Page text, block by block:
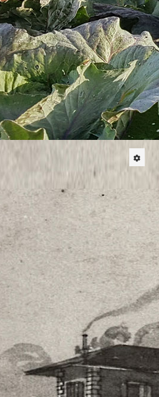
odobrena
projekta
mladih
- izobrazba
znanosti
2122
Znanstvenici Instituta za
poljoprivredu i turizam
ostvarili su izniman uspjeh
dobivši čak 4 od ukupno 16
odobrenih projekata
u
području biotehničkih
su dodijeljeni našem Institutu
programa „Projekt razvoja karijera
novih doktora znanosti
cilj zaposliti mlade istraživače u
Republike Hrvatske. Pozivi za
na mrežnim stranicama